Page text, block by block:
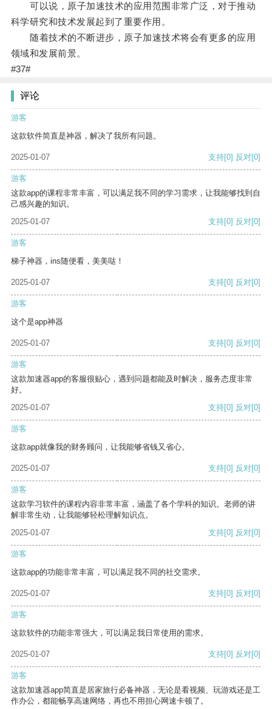
可以说，原子加速技术的应用范围非常广泛，对于推动
科学研究和技术发展起到了重要作用。
随着技术的不断进步，原子加速技术将会有更多的应用
领域和发展前景。
#37#
评论
游客
这款软件简直是神器，解决了我所有问题。
2025-01-07 支持[0] 反对[0]
游客
这款app的课程非常丰富，可以满足我不同的学习需求，让我能够找到自
己感兴趣的知识。
2025-01-07
支持[0] 反对[0]
游客
梯子神器，ins随便看，美美哒！
2025-01-07 支持[0] 反对[0]
游客
这个是app神器
2025-01-07 支持[0] 反对[0]
游客
这款加速器app的客服很贴心，遇到问题都能及时解决，服务态度非常
好。
2025-01-07
支持[0] 反对[0]
游客
这款app就像我的财务顾问，让我能够省钱又省心。
2025-01-07 支持[0] 反对[0]
游客
这款学习软件的课程内容非常丰富，涵盖了各个学科的知识。老师的讲
解非常生动，让我能够轻松理解知识点。
2025-01-07
支持[0] 反对[0]
游客
这款app的功能非常丰富，可以满足我不同的社交需求。
2025-01-07 支持[0] 反对[0]
游客
这款软件的功能非常强大，可以满足我日常使用的需求。
2025-01-07 支持[0] 反对[0]
游客
这款加速器app简直是居家旅行必备神器，无论是看视频、玩游戏还是工
作办公，都能畅享高速网络，再也不用担心网速卡顿了。